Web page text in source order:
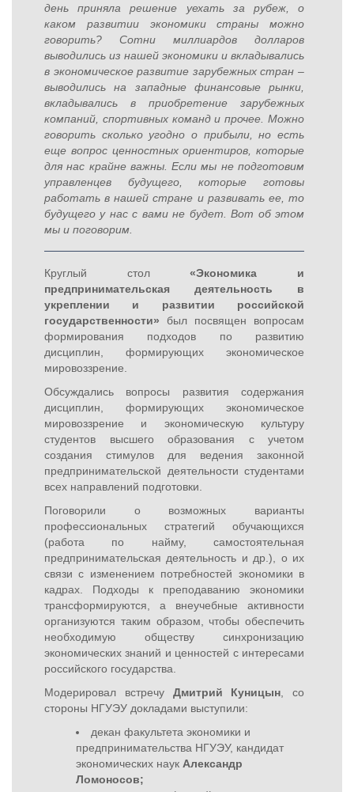
день приняла решение уехать за рубеж, о
каком развитии экономики страны можно
говорить? Сотни миллиардов долларов
выводились из нашей экономики и вкладывались
в экономическое развитие зарубежных стран –
выводились на западные финансовые рынки,
вкладывались в приобретение зарубежных
компаний, спортивных команд и прочее. Можно
говорить сколько угодно о прибыли, но есть
еще вопрос ценностных ориентиров, которые
для нас крайне важны. Если мы не подготовим
управленцев будущего, которые готовы
работать в нашей стране и развивать ее, то
будущего у нас с вами не будет. Вот об этом
мы и поговорим.
Круглый стол«Экономика и
предпринимательская деятельность в
укреплении и развитии российской
государственности» был посвящен вопросам
формирования подходов по развитию
дисциплин, формирующих экономическое
мировоззрение.
Обсуждались вопросы развития содержания
дисциплин, формирующих экономическое
мировоззрение и экономическую культуру
студентов высшего образования с учетом
создания стимулов для ведения законной
предпринимательской деятельности студентами
всех направлений подготовки.
Поговорили о возможных варианты
профессиональных стратегий обучающихся
(работа по найму, самостоятельная
предпринимательская деятельность и др.), о их
связи с изменением потребностей экономики в
кадрах. Подходы к преподаванию экономики
трансформируются, а внеучебные активности
организуются таким образом, чтобы обеспечить
необходимую обществу синхронизацию
экономических знаний и ценностей с интересами
российского государства.
Модерировал встречу Дмитрий Куницын , со
стороны НГУЭУ докладами выступили:
декан факультета экономики и
предпринимательства НГУЭУ, кандидат
экономических наук Александр
Ломоносов;